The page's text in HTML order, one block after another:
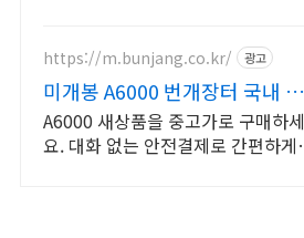
https://m.bunjang.co.kr/ 광고
미개봉 A6000 번개장터 국내 최
대 브랜드 중고거래
A6000 새상품을 중고가로 구매하세
요. 대화 없는 안전결제로 간편하게!